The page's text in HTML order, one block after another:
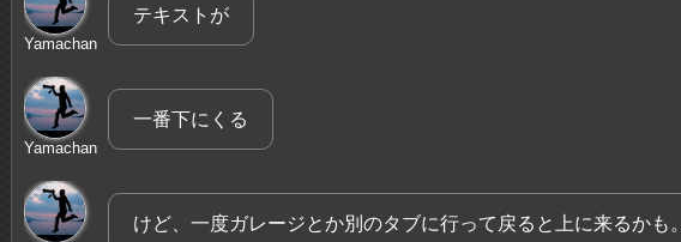
Yamachan
テキストが
Yamachan
一番下にくる
けど、一度ガレージとか別のタブに行って戻ると上に来るかも。